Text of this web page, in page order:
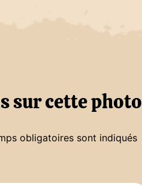
sur cette photo
obligatoires sont indiqués